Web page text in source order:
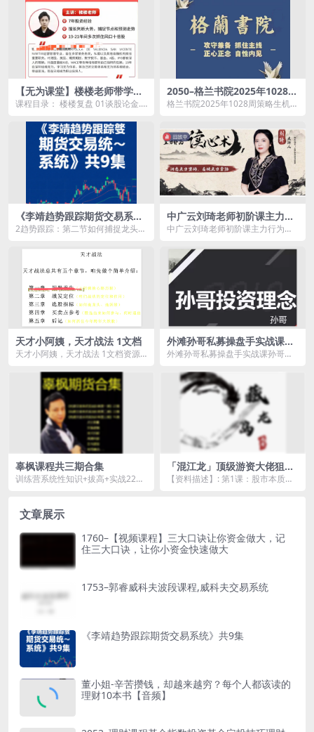
【无为课堂】楼楼老师带学抄
底逃顶
课程目录： 楼楼复盘 01谈股论金.
金...
2050–格兰书院2025年1028周
策略生机渐现+1104周策略 2
格兰书院2025年1028周策略生机渐
《李靖趋势跟踪期货交易系
统》共9集
2趋势跟踪：第二节如何捕捉龙头行
划的制定，...
中广云刘琦老师初阶课主力行
为读心术小班课
中广云刘琦老师初阶课主力行为读
录： ...
天才小阿姨，天才战法 1文档
天才小阿姨，天才战法 1文档资源
外滩孙哥私募操盘手实战课孙
哥投资理念 共10课视频高清
外滩孙哥私募操盘手实战课孙哥投
【外滩老孙】孙...
辜枫课程共三期合集
训练营系统性知识+拔高+实战22集
「混江龙」顶级游资大佬狙击
涨停情绪周期国庆假期课件文
【资料描述】: 第1课：股市本质：
文章展示
1760–【视频课程】三大口诀让你资金做大，记
住三大口诀，让你小资金快速做大
1753–郭睿威科夫波段课程,威科夫交易系统
《李靖趋势跟踪期货交易系统》共9集
董小姐-辛苦攒钱，却越来越穷？每个人都该读的
理财10本书【音频】